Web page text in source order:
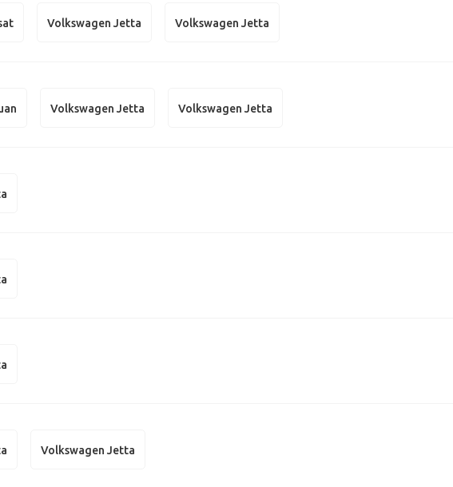
Volkswagen Jetta Volkswagen Jetta
Volkswagen Jetta Volkswagen Jetta
Volkswagen Jetta